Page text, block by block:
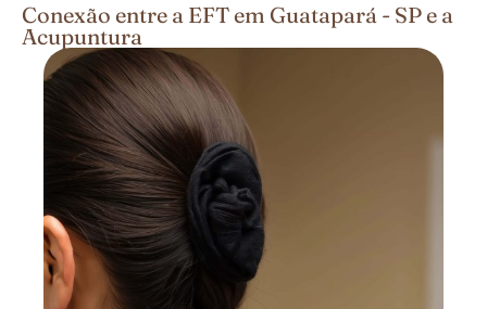
Conexão entre a EFT em Guatapará - SP e a
Acupuntura